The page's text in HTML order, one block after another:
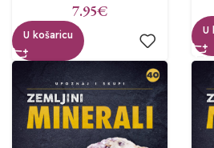
7.95€
U košaricu U